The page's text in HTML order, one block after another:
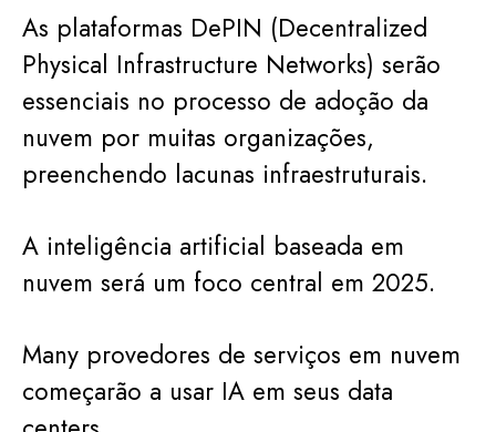
As plataformas DePIN (Decentralized
Physical Infrastructure Networks) serão
essenciais no processo de adoção da
nuvem por muitas organizações,
preenchendo lacunas infraestruturais.
A inteligência artificial baseada em
nuvem será um foco central em 2025.
Many provedores de serviços em nuvem
começarão a usar IA em seus data